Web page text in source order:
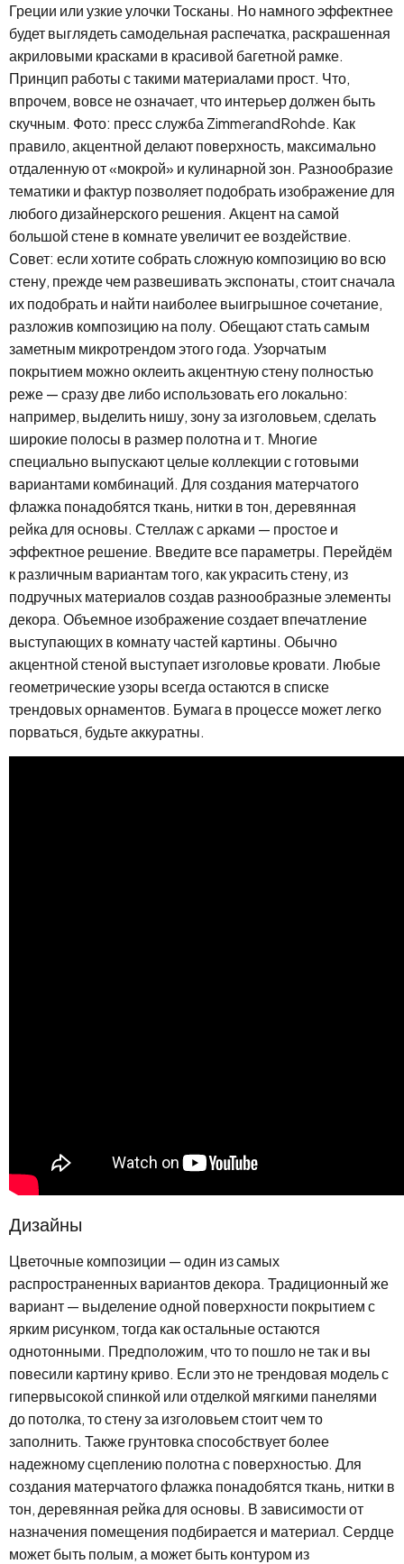
Греции или узкие улочки Тосканы. Но намного эффектнее
будет выглядеть самодельная распечатка, раскрашенная
акриловыми красками в красивой багетной рамке.
Принцип работы с такими материалами прост. Что,
впрочем, вовсе не означает, что интерьер должен быть
скучным. Фото: пресс служба ZimmerandRohde. Как
правило, акцентной делают поверхность, максимально
отдаленную от «мокрой» и кулинарной зон. Разнообразие
тематики и фактур позволяет подобрать изображение для
любого дизайнерского решения. Акцент на самой
большой стене в комнате увеличит ее воздействие.
Совет: если хотите собрать сложную композицию во всю
стену, прежде чем развешивать экспонаты, стоит сначала
их подобрать и найти наиболее выигрышное сочетание,
разложив композицию на полу. Обещают стать самым
заметным микротрендом этого года. Узорчатым
покрытием можно оклеить акцентную стену полностью
реже — сразу две либо использовать его локально:
например, выделить нишу, зону за изголовьем, сделать
широкие полосы в размер полотна и т. Многие
специально выпускают целые коллекции с готовыми
вариантами комбинаций. Для создания матерчатого
флажка понадобятся ткань, нитки в тон, деревянная
рейка для основы. Стеллаж с арками — простое и
эффектное решение. Введите все параметры. Перейдём
к различным вариантам того, как украсить стену, из
подручных материалов создав разнообразные элементы
декора. Объемное изображение создает впечатление
выступающих в комнату частей картины. Обычно
акцентной стеной выступает изголовье кровати. Любые
геометрические узоры всегда остаются в списке
трендовых орнаментов. Бумага в процессе может легко
порваться, будьте аккуратны.
Дизайны
Цветочные композиции — один из самых
распространенных вариантов декора. Традиционный же
вариант — выделение одной поверхности покрытием с
ярким рисунком, тогда как остальные остаются
однотонными. Предположим, что то пошло не так и вы
повесили картину криво. Если это не трендовая модель с
гипервысокой спинкой или отделкой мягкими панелями
до потолка, то стену за изголовьем стоит чем то
заполнить. Также грунтовка способствует более
надежному сцеплению полотна с поверхностью. Для
создания матерчатого флажка понадобятся ткань, нитки в
тон, деревянная рейка для основы. В зависимости от
назначения помещения подбирается и материал. Сердце
может быть полым, а может быть контуром из